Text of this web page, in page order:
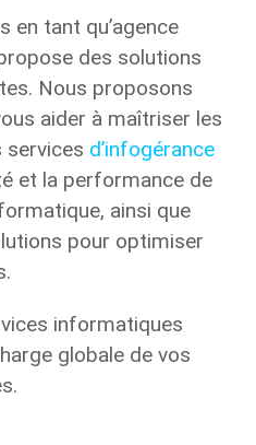
en tant qu’agence
des solutions
Nous proposons
aider à maîtriser les
services d’infogérance
et la performance de
ainsi que
pour optimiser
informatiques
globale de vos